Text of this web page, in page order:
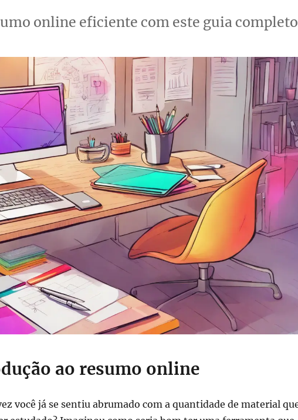
online eficiente com este guia
ao resumo online
você já se sentiu abrumado com a quantidade de material